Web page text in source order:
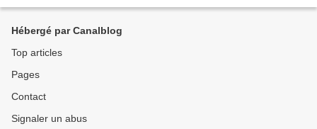
Hébergé par Canalblog
Top articles
Pages
Contact
Signaler un abus